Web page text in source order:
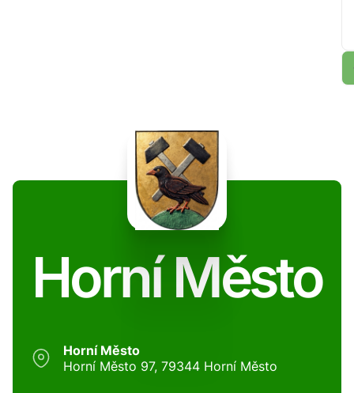
Horní Město
Horní Město
Horní Město 97, 79344 Horní Město